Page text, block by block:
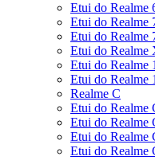
Etui do Realme
Etui do Realme
Etui do Realme
Etui do
Etui do Realme
Etui do Realme
Realme C
Etui do Realme
Etui do Realme
Etui do Realme
Etui do Realme